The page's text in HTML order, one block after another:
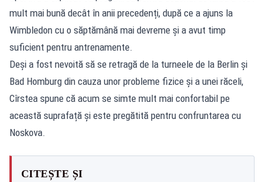
mult mai bună decât în anii precedenți, după ce a ajuns la
Wimbledon cu o săptămână mai devreme și a avut timp
suficient pentru antrenamente.
Deși a fost nevoită să se retragă de la turneele de la Berlin și
Bad Homburg din cauza unor probleme fizice și a unei răceli,
Cîrstea spune că acum se simte mult mai confortabil pe
această suprafață și este pregătită pentru confruntarea cu
Noskova.
CITEȘTE ȘI